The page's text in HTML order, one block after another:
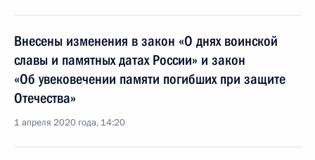
Внесены изменения в закон «О днях воинской
славы и памятных датах России» и закон
«Об увековечении памяти погибших при защите
Отечества»
1 апреля 2020 года, 14:20